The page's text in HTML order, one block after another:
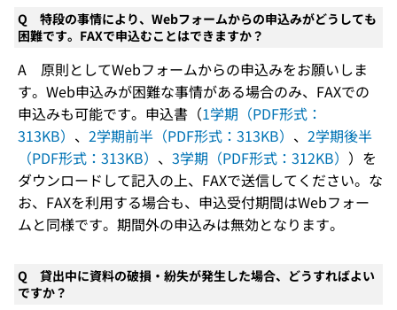
Q 特段の事情により、Webフォームからの申込みがどうしても
困難です。FAXで申込むことはできますか？
A 原則としてWebフォームからの申込みをお願いしま
す。Web申込みが困難な事情がある場合のみ、FAXでの
申込みも可能です。申込書（1学期（PDF形式：
313KB） 、 2学期前半（PDF形式：313KB） 、 2学期後半
（PDF形式：313KB） 、 3学期（PDF形式：312KB） ）を
ダウンロードして記入の上、FAXで送信してください。な
お、FAXを利用する場合も、申込受付期間はWebフォー
ムと同様です。期間外の申込みは無効となります。
Q 貸出中に資料の破損・紛失が発生した場合、どうすればよい
ですか？